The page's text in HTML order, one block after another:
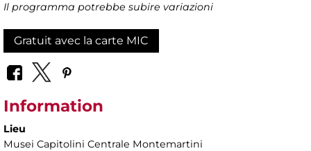
Il programma potrebbe subire variazioni
Gratuit avec la carte MIC
Information
Lieu
Musei Capitolini Centrale Montemartini